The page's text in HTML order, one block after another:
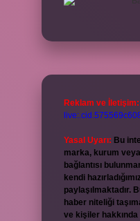
Reklam ve İletişim:
Yasal Uyarı: Bu
marka, kurum
bağlantısı
kendi
paylaşılmaktadır.
haber niteliği
ve kişiler hakkında